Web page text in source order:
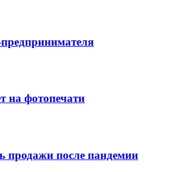
на фотопечати
продажи после пандемии